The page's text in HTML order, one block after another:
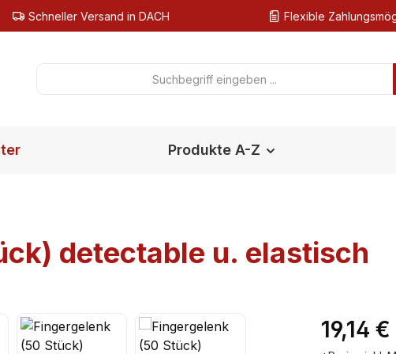
Schneller Versand in DACH Flexible
Produkte A-Z
detectable u. elastisch
Regulärer
19,14 €